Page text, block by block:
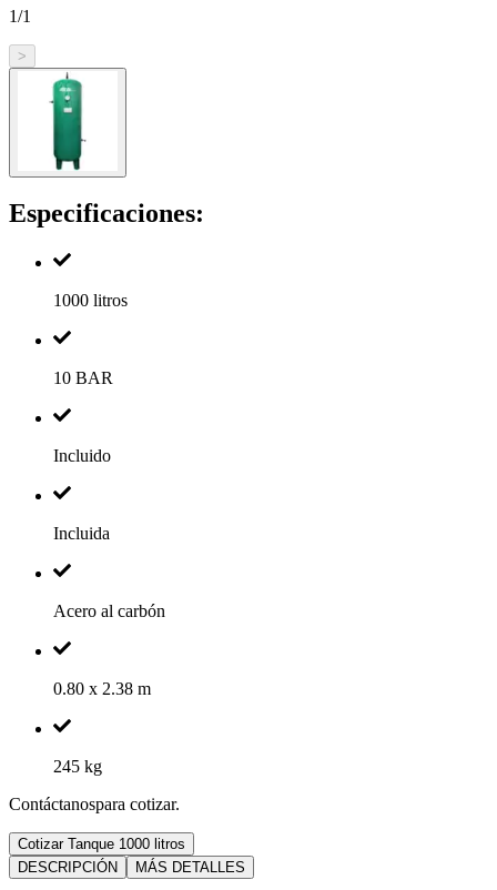
1/1
>
Especificaciones:
1000 litros
10 BAR
Incluido
Incluida
Acero al carbón
0.80 x 2.38 m
245 kg
Contáctanospara cotizar.
Cotizar Tanque 1000 litros
DESCRIPCIÓN
MÁS DETALLES